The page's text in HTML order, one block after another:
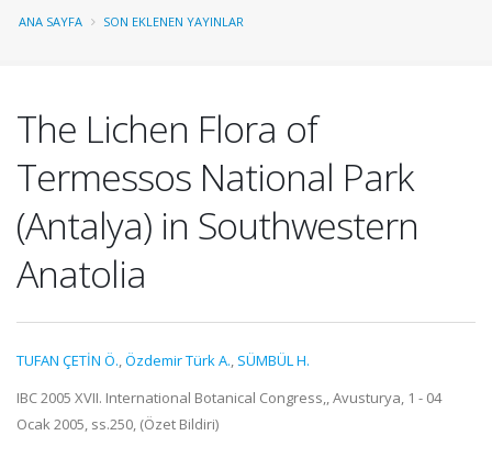
ANA SAYFA SON EKLENEN YAYINLAR
The Lichen Flora of
Termessos National Park
(Antalya) in Southwestern
Anatolia
TUFAN ÇETİN Ö.,Özdemir Türk A., SÜMBÜL H.
IBC 2005 XVII. International Botanical Congress,, Avusturya, 1 - 04
Ocak 2005, ss.250, (Özet Bildiri)